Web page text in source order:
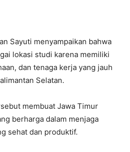
Sayuti menyampaikan bahwa
lokasi studi karena memiliki
dan tenaga kerja yang jauh
Selatan.
membuat Jawa Timur
berharga dalam menjaga
sehat dan produktif.